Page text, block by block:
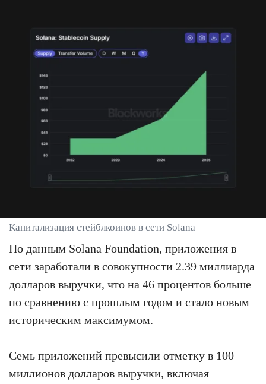
Капитализация стейблкоинов в сети Solana
По данным Solana Foundation, приложения в
сети заработали в совокупности 2.39 миллиарда
долларов выручки, что на 46 процентов больше
по сравнению с прошлым годом и стало новым
историческим максимумом.
Семь приложений превысили отметку в 100
миллионов долларов выручки, включая